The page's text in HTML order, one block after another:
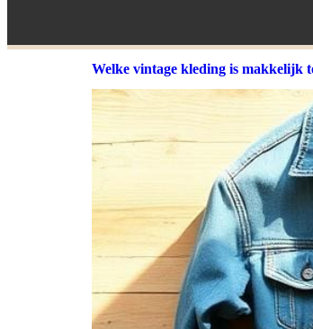
Welke vintage kleding is makkelijk